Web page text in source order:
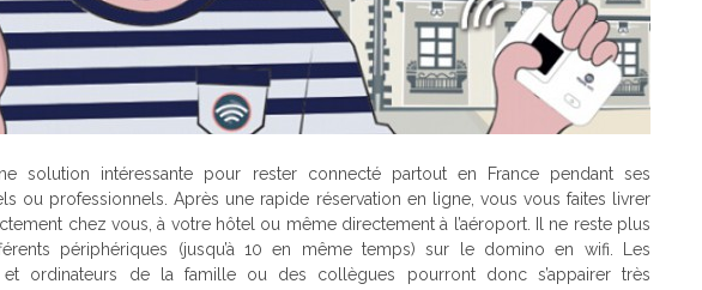
solution intéressante pour rester connecté partout en France pendant ses
ou professionnels. Après une rapide réservation en ligne, vous vous faites livrer
chez vous, à votre hôtel ou même directement à l’aéroport. Il ne reste plus
périphériques (jusqu’à 10 en même temps) sur le domino en wifi. Les
et ordinateurs de la famille ou des collègues pourront donc s’appairer très